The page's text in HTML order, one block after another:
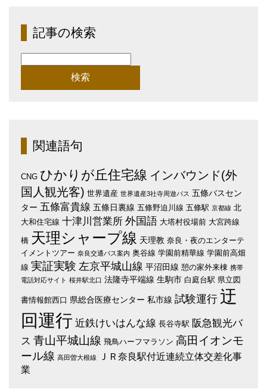
記事の検索
検
索:
関連語句
CNG ひかりが丘住宅線 インバウンド(外
国人観光客) 世界遺産 世界遺産3社寺周遊バス 五條バスセン
ター 五條富貴線 五條日裏線 五條野迫川線 五條駅 京都線 北
大和住宅線 十津川営業所 外国語 大塔村役場前 大宮跨線
橋 天理シャープ線 天理教 奈良・夜のエンターテ
イメントツアー 奈良交通バス案内 奥谷線 学園前精華線 学園前高畑
線 実証実験 左京平城山線 平沼田線 憩の家外来棟 携帯
電話対応サイト 桜井駅北口 法隆寺平端線 生駒市 白庭台駅 県立図
書情報館西口 県総合医療センター 私市線 試験運行 迂
回運行 近鉄けいはんな線 長谷寺駅 阪急観光バ
ス 青山平城山線 飛鳥ハーフマラソン 高田イオンモ
ール線 高田曽大根線
ＪＲ奈良駅付近連続立体交差化事
業